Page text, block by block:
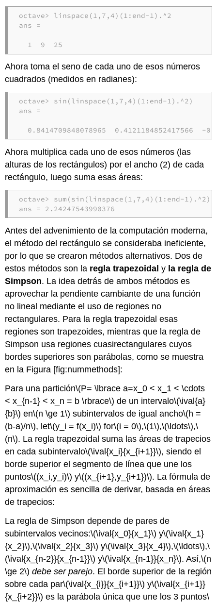
octave> linspace(1,7,4)(1:end-1).^2
ans =
  1  9  25
Ahora toma el seno de cada uno de esos números
cuadrados (medidos en radianes):
octave> sin(linspace(1,7,4)(1:end-1).^2)
ans =
0.8414709848078965  0.4121184852417566  -
Ahora multiplica cada uno de esos números (las
alturas de los rectángulos) por el ancho (2) de cada
rectángulo, luego suma esas áreas:
octave> sum(sin(linspace(1,7,4)(1:end-
ans = 2.24247543990376
Antes del advenimiento de la computación moderna,
el método del rectángulo se consideraba ineficiente,
por lo que se crearon métodos alternativos. Dos de
estos métodos son la regla trapezoidal y la regla de
Simpson. La idea detrás de ambos métodos es
aprovechar la pendiente cambiante de una función
no lineal mediante el uso de regiones no
rectangulares. Para la regla trapezoidal esas
regiones son trapezoides, mientras que la regla de
Simpson usa regiones cuasirectangulares cuyos
bordes superiores son parábolas, como se muestra
en la Figura [fig:nummethods]:
Para una partición\(P= \lbrace a=x_0 < x_1 < \cdots
< x_{n-1} < x_n = b \rbrace\) de un intervalo\(\ival{a}
{b}\) en\(n \ge 1\) subintervalos de igual ancho\(h =
(b-a)/n\), let\(y_i = f(x_i)\) for\(i = 0\),\(1\),\(\ldots\),\
(n\). La regla trapezoidal suma las áreas de trapecios
en cada subintervalo\(\ival{x_i}{x_{i+1}}\), siendo el
borde superior el segmento de línea que une los
puntos\((x_i,y_i)\) y\((x_{i+1},y_{i+1})\). La fórmula de
aproximación es sencilla de derivar, basada en áreas
de trapecios:
La regla de Simpson depende de pares de
subintervalos vecinos:\(\ival{x_0}{x_1}\) y\(\ival{x_1}
{x_2}\),\(\ival{x_2}{x_3}\) y\(\ival{x_3}{x_4}\),\(\ldots\),\
(\ival{x_{n-2}}{x_{n-1}}\) y\(\ival{x_{n-1}}{x_n}\). Así,\(n
\ge 2\) debe ser parejo. El borde superior de la región
sobre cada par\(\ival{x_{i}}{x_{i+1}}\) y\(\ival{x_{i+1}}
{x_{i+2}}\) es la parábola única que une los 3 puntos\